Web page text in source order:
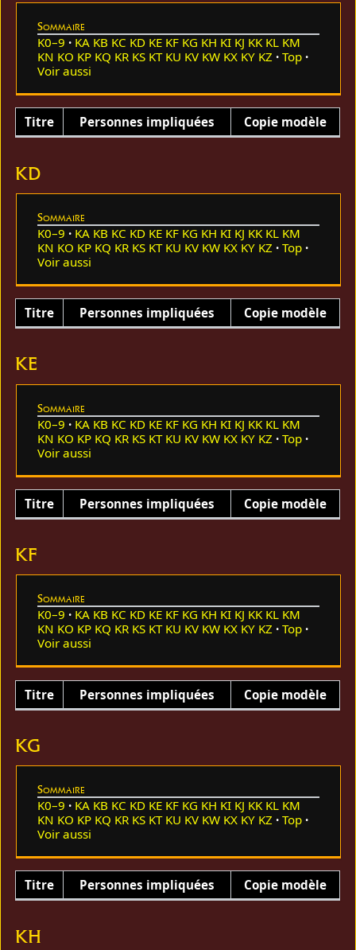
Sommaire
K0–9 KA KB KC KD KE KF KG KH KI KJ KK KL KM
KN KO KP KQ KR KS KT KU KV KW KX KY KZ
Top
Voir aussi
Titre Personnes impliquées Copie modèle
KD
Sommaire
K0–9 KA KB KC KD KE KF KG KH KI KJ KK KL KM
KN KO KP KQ KR KS KT KU KV KW KX KY KZ
Top
Voir aussi
Titre Personnes impliquées Copie modèle
KE
Sommaire
K0–9 KA KB KC KD KE KF KG KH KI KJ KK KL KM
KN KO KP KQ KR KS KT KU KV KW KX KY KZ
Top
Voir aussi
Titre Personnes impliquées Copie modèle
KF
Sommaire
K0–9 KA KB KC KD KE KF KG KH KI KJ KK KL KM
KN KO KP KQ KR KS KT KU KV KW KX KY KZ
Top
Voir aussi
Titre Personnes impliquées Copie modèle
KG
Sommaire
K0–9 KA KB KC KD KE KF KG KH KI KJ KK KL KM
KN KO KP KQ KR KS KT KU KV KW KX KY KZ
Top
Voir aussi
Titre Personnes impliquées Copie modèle
KH